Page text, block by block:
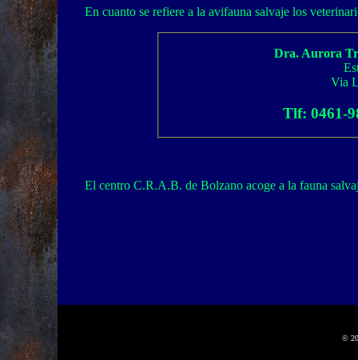
En cuanto se refiere a la avifauna salvaje los
Dra. Aurora
Via
Tlf: 0461-
El centro C.R.A.B. de Bolzano acoge a la fauna
©